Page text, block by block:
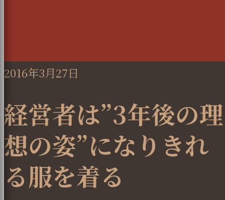
2016年3月27日
経営者は”3年後の理
想の姿”になりきれ
る服を着る